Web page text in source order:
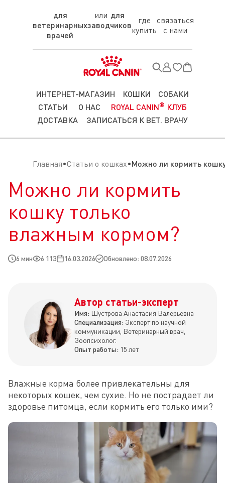
для
ветеринарных
врачей
для
заводчиков
где
купить
связаться
с нами
ИНТЕРНЕТ-МАГАЗИН КОШКИ
СОБАКИ
СТАТЬИ
О НАС ROYAL CANIN® КЛУБ
ДОСТАВКА
ЗАПИСАТЬСЯ К ВЕТ. ВРАЧУ
Главная Статьи о кошках Можно ли кормить
Можно ли кормить
кошку только
влажным кормом?
6 мин 6 113 16.03.2026 Обновлено: 08.07.2026
Автор статьи-эксперт
Имя: Шустрова Анастасия Валерьевна
Специализация: Эксперт по научной
коммуникации, Ветеринарный врач,
Зоопсихолог.
Опыт работы: 15 лет
Влажные корма более привлекательны для
некоторых кошек, чем сухие. Но не пострадает ли
здоровье питомца, если кормить его только ими?